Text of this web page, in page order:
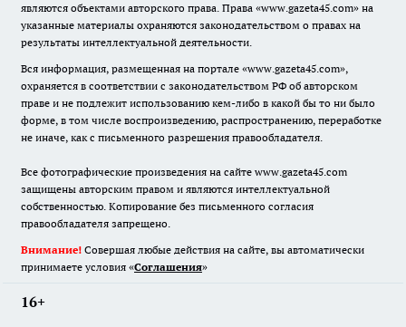
являются объектами авторского права. Права «www.gazeta45.com» на
указанные материалы охраняются законодательством о правах на
результаты интеллектуальной деятельности.
Вся информация, размещенная на портале «www.gazeta45.com»,
охраняется в соответствии с законодательством РФ об авторском
праве и не подлежит использованию кем-либо в какой бы то ни было
форме, в том числе воспроизведению, распространению, переработке
не иначе, как с письменного разрешения правообладателя.
Все фотографические произведения на сайте www.gazeta45.com
защищены авторским правом и являются интеллектуальной
собственностью. Копирование без письменного согласия
правообладателя запрещено.
Внимание! Совершая любые действия на сайте, вы автоматически
принимаете условия «Cоглашения»
16+